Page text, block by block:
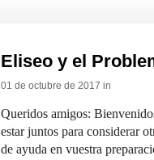
Eliseo y el
01 de octubre de 2017 in
Queridos amigos:
estar juntos para considerar
de ayuda en vuestra